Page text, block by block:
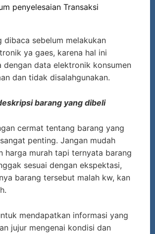
penyelesaian Transaksi
dibaca sebelum melakukan
ya gaes, karena hal ini
dengan data elektronik konsumen
dan tidak disalahgunakan.
barang yang dibeli
cermat tentang barang yang
penting. Jangan mudah
harga murah tapi ternyata barang
sesuai dengan ekspektasi,
barang tersebut malah kw, kan
mendapatkan informasi yang
jujur mengenai kondisi dan